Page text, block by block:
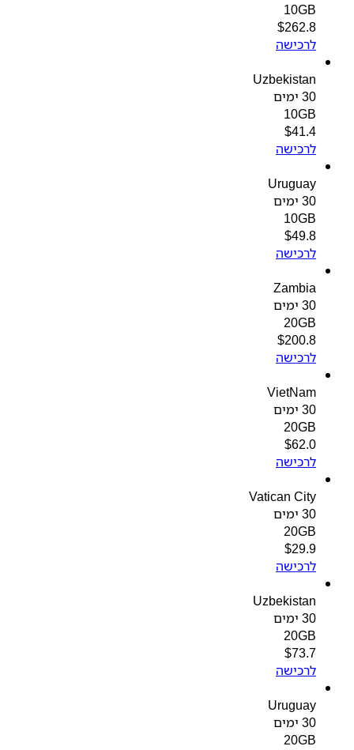
10GB
$262.8
לרכישה
Uzbekistan
10GB
$41.4
לרכישה
Uruguay
10GB
$49.8
לרכישה
Zambia
20GB
$200.8
לרכישה
VietNam
20GB
$62.0
לרכישה
Vatican City
20GB
$29.9
לרכישה
Uzbekistan
20GB
$73.7
לרכישה
Uruguay
20GB